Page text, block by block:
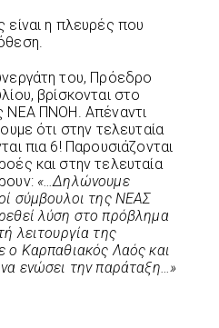
είναι η πλευρές που
του, Πρόεδρο
βρίσκονται στο
ΝΕΑ ΠΝΟΗ. Απέναντι
ότι στην τελευταία
πια 6! Παρουσιάζονται
και στην τελευταία
«…Δηλώνουμε
σύμβουλοι της ΝΕΑΣ
λύση στο πρόβλημα
λειτουργία της
ο Καρπαθιακός Λαός και
ενώσει την παράταξη…»